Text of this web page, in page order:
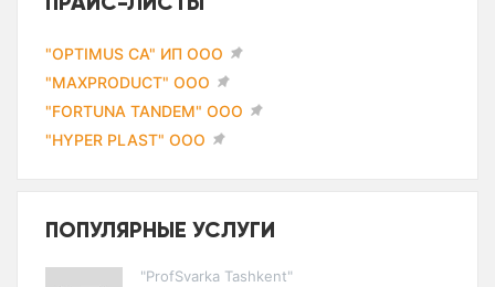
"OPTIMUS CA" ИП ООО
"MAXPRODUCT" ООО
"FORTUNA TANDEM" ООО
"HYPER PLAST" ООО
ПОПУЛЯРНЫЕ УСЛУГИ
"ProfSvarka Tashkent"